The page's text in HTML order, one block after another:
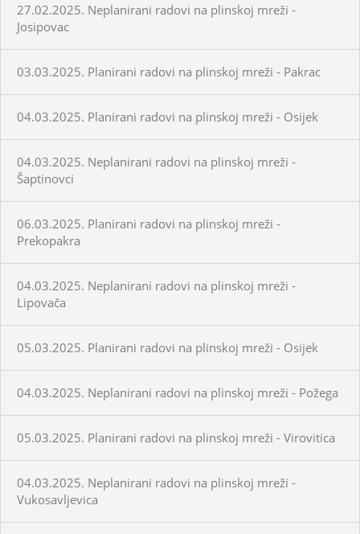
27.02.2025. Neplanirani radovi na plinskoj mreži -
Josipovac
03.03.2025. Planirani radovi na plinskoj mreži - Pakrac
04.03.2025. Planirani radovi na plinskoj mreži - Osijek
04.03.2025. Neplanirani radovi na plinskoj mreži -
Šaptinovci
06.03.2025. Planirani radovi na plinskoj mreži -
Prekopakra
04.03.2025. Neplanirani radovi na plinskoj mreži -
Lipovača
05.03.2025. Planirani radovi na plinskoj mreži - Osijek
04.03.2025. Neplanirani radovi na plinskoj mreži - Požega
05.03.2025. Planirani radovi na plinskoj mreži - Virovitica
04.03.2025. Neplanirani radovi na plinskoj mreži -
Vukosavljevica